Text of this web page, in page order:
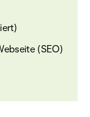
(SEO)